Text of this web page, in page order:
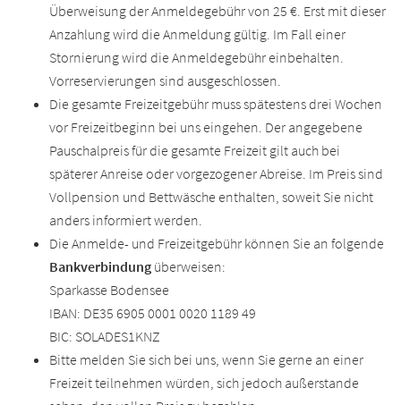
Überweisung der Anmeldegebühr von 25 €. Erst mit dieser
Anzahlung wird die Anmeldung gültig. Im Fall einer
Stornierung wird die Anmeldegebühr einbehalten.
Vorreservierungen sind ausgeschlossen.
Die gesamte Freizeitgebühr muss spätestens drei Wochen
vor Freizeitbeginn bei uns eingehen. Der angegebene
Pauschalpreis für die gesamte Freizeit gilt auch bei
späterer Anreise oder vorgezogener Abreise. Im Preis sind
Vollpension und Bettwäsche enthalten, soweit Sie nicht
anders informiert werden.
Die Anmelde- und Freizeitgebühr können Sie an folgende
Bankverbindung überweisen:
Sparkasse Bodensee
IBAN: DE35 6905 0001 0020 1189 49
BIC: SOLADES1KNZ
Bitte melden Sie sich bei uns, wenn Sie gerne an einer
Freizeit teilnehmen würden, sich jedoch außerstande